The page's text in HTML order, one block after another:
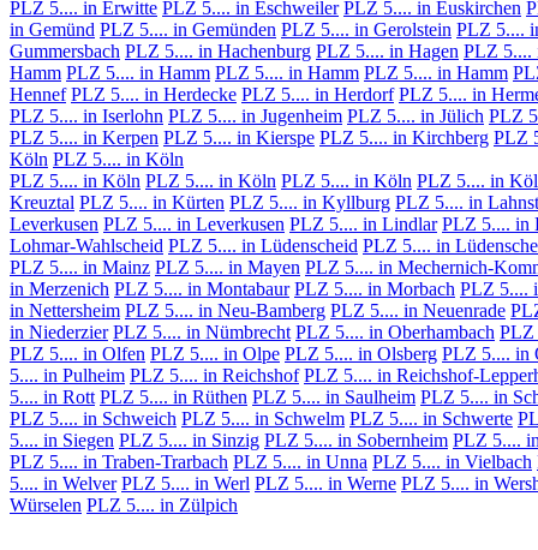
PLZ 5.... in Erwitte PLZ 5.... in Eschweiler PLZ 5.... in Euskirchen
in Gemünd PLZ 5.... in Gemünden PLZ 5.... in Gerolstein PLZ 5....
Gummersbach PLZ 5.... in Hachenburg PLZ 5.... in Hagen PLZ 5....
Hamm PLZ 5.... in Hamm PLZ 5.... in Hamm PLZ 5.... in Hamm
Hennef PLZ 5.... in Herdecke PLZ 5.... in Herdorf PLZ 5.... in
PLZ 5.... in Iserlohn PLZ 5.... in Jugenheim PLZ 5.... in Jülich PLZ
PLZ 5.... in Kerpen PLZ 5.... in Kierspe PLZ 5.... in Kirchberg PLZ
Köln PLZ 5.... in Köln
PLZ 5.... in Köln PLZ 5.... in Köln PLZ 5.... in Köln PLZ 5.... in
Kreuztal PLZ 5.... in Kürten PLZ 5.... in Kyllburg PLZ 5.... in
Leverkusen PLZ 5.... in Leverkusen PLZ 5.... in Lindlar PLZ 5.... in
Lohmar-Wahlscheid PLZ 5.... in Lüdenscheid PLZ 5.... in
PLZ 5.... in Mainz PLZ 5.... in Mayen PLZ 5.... in Mechernich-
in Merzenich PLZ 5.... in Montabaur PLZ 5.... in Morbach PLZ 5....
in Nettersheim PLZ 5.... in Neu-Bamberg PLZ 5.... in Neuenrade
in Niederzier PLZ 5.... in Nümbrecht PLZ 5.... in Oberhambach PLZ
PLZ 5.... in Olfen PLZ 5.... in Olpe PLZ 5.... in Olsberg PLZ 5.... in
5.... in Pulheim PLZ 5.... in Reichshof PLZ 5.... in Reichshof-
5.... in Rott PLZ 5.... in Rüthen PLZ 5.... in Saulheim PLZ 5.... in
PLZ 5.... in Schweich PLZ 5.... in Schwelm PLZ 5.... in Schwerte
5.... in Siegen PLZ 5.... in Sinzig PLZ 5.... in Sobernheim PLZ 5....
PLZ 5.... in Traben-Trarbach PLZ 5.... in Unna PLZ 5.... in Vielbach
5.... in Welver PLZ 5.... in Werl PLZ 5.... in Werne PLZ 5.... in
Würselen PLZ 5.... in Zülpich